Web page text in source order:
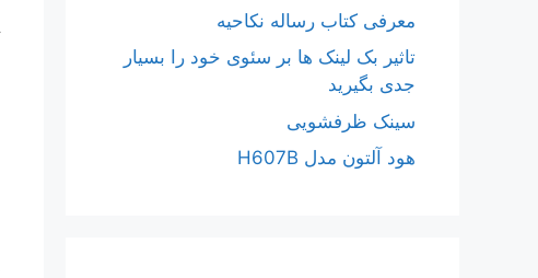
معرفی کتاب رساله نکاحیه
تاثیر بک لینک ها بر سئوی خود را بسیار
جدی بگیرید
سینک ظرفشویی
هود آلتون مدل H607B